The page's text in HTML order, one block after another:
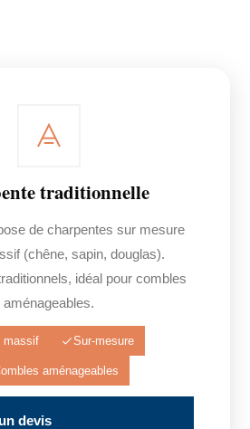
traditionnelle
de charpentes sur mesure
(chêne, sapin, douglas).
idéal pour combles
aménageables.
massif Sur-mesure
aménageables
devis